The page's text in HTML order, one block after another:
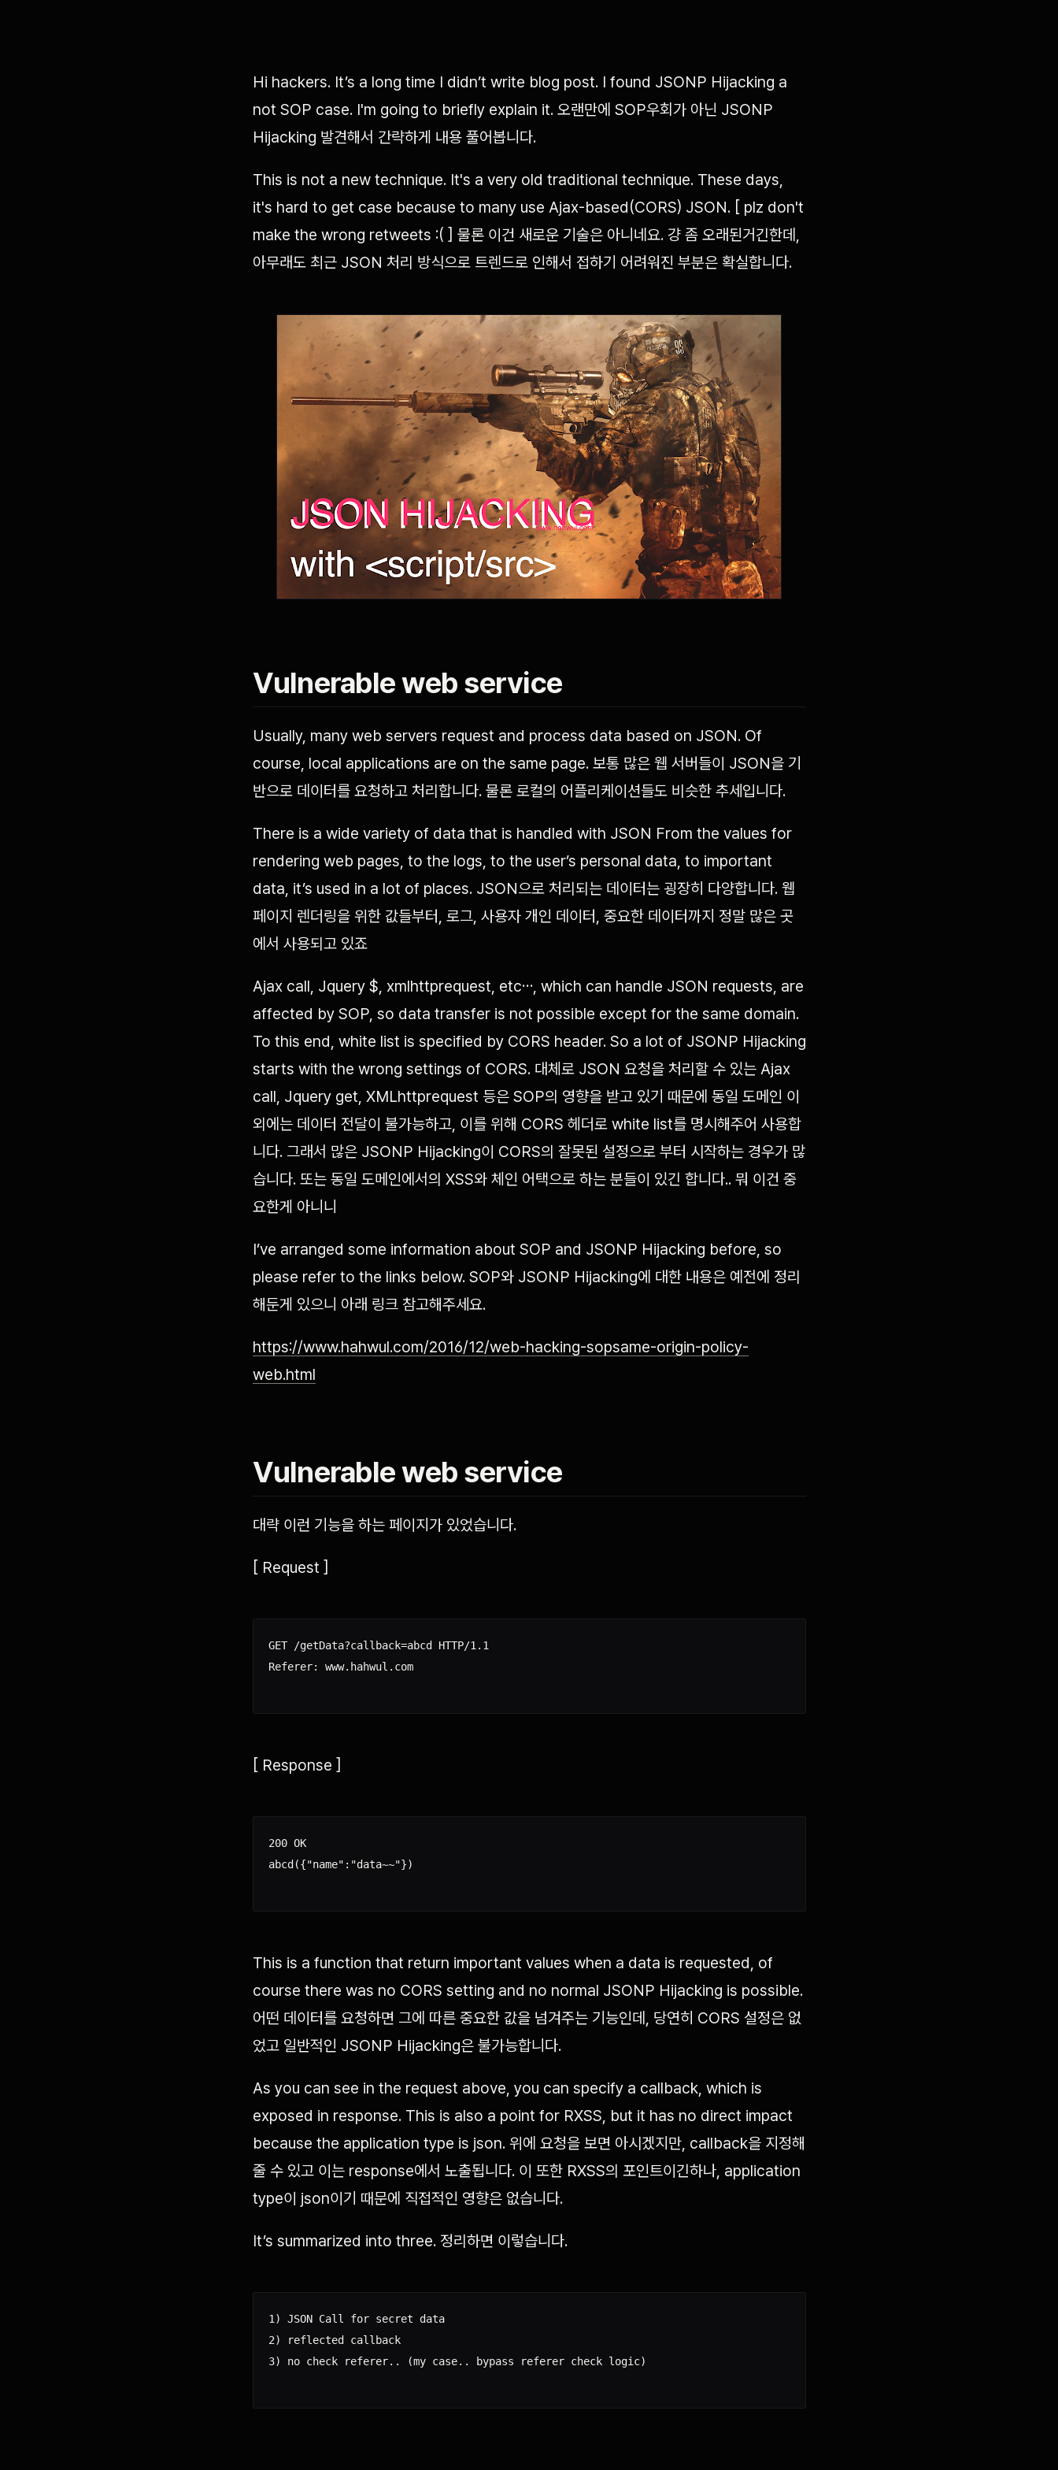
Hi hackers. It’s a long time I didn’t write blog post. I found JSONP Hijacking a
not SOP case. I'm going to briefly explain it. 오랜만에 SOP우회가 아닌 JSONP
Hijacking 발견해서 간략하게 내용 풀어봅니다.
This is not a new technique. It's a very old traditional technique. These days,
it's hard to get case because to many use Ajax-based(CORS) JSON. [ plz don't
make the wrong retweets :( ] 물론 이건 새로운 기술은 아니네요. 걍 좀 오래된거긴한데,
아무래도 최근 JSON 처리 방식으로 트렌드로 인해서 접하기 어려워진 부분은 확실합니다.
Vulnerable web service
Usually, many web servers request and process data based on JSON. Of
course, local applications are on the same page. 보통 많은 웹 서버들이 JSON을 기
반으로 데이터를 요청하고 처리합니다. 물론 로컬의 어플리케이션들도 비슷한 추세입니다.
There is a wide variety of data that is handled with JSON From the values for
rendering web pages, to the logs, to the user’s personal data, to important
data, it’s used in a lot of places. JSON으로 처리되는 데이터는 굉장히 다양합니다. 웹
페이지 렌더링을 위한 값들부터, 로그, 사용자 개인 데이터, 중요한 데이터까지 정말 많은 곳
에서 사용되고 있죠
Ajax call, Jquery $, xmlhttprequest, etc…, which can handle JSON requests, are
affected by SOP, so data transfer is not possible except for the same domain.
To this end, white list is specified by CORS header. So a lot of JSONP Hijacking
starts with the wrong settings of CORS. 대체로 JSON 요청을 처리할 수 있는 Ajax
call, Jquery get, XMLhttprequest 등은 SOP의 영향을 받고 있기 때문에 동일 도메인 이
외에는 데이터 전달이 불가능하고, 이를 위해 CORS 헤더로 white list를 명시해주어 사용합
니다. 그래서 많은 JSONP Hijacking이 CORS의 잘못된 설정으로 부터 시작하는 경우가 많
습니다. 또는 동일 도메인에서의 XSS와 체인 어택으로 하는 분들이 있긴 합니다.. 뭐 이건 중
요한게 아니니
I’ve arranged some information about SOP and JSONP Hijacking before, so
please refer to the links below. SOP와 JSONP Hijacking에 대한 내용은 예전에 정리
해둔게 있으니 아래 링크 참고해주세요.
https://www.hahwul.com/2016/12/web-hacking-sopsame-origin-policy-
web.html
Vulnerable web service
대략 이런 기능을 하는 페이지가 있었습니다.
[ Request ]
GET /getData?callback=abcd HTTP/1.1
Referer: www.hahwul.com
[ Response ]
200 OK
abcd({"name":"data~~"})
This is a function that return important values when a data is requested, of
course there was no CORS setting and no normal JSONP Hijacking is possible.
어떤 데이터를 요청하면 그에 따른 중요한 값을 넘겨주는 기능인데, 당연히 CORS 설정은 없
었고 일반적인 JSONP Hijacking은 불가능합니다.
As you can see in the request above, you can specify a callback, which is
exposed in response. This is also a point for RXSS, but it has no direct impact
because the application type is json. 위에 요청을 보면 아시겠지만, callback을 지정해
줄 수 있고 이는 response에서 노출됩니다. 이 또한 RXSS의 포인트이긴하나, application
type이 json이기 때문에 직접적인 영향은 없습니다.
It’s summarized into three. 정리하면 이렇습니다.
1) JSON Call for secret data
2) reflected callback
3) no check referer.. (my case.. bypass referer check logic)